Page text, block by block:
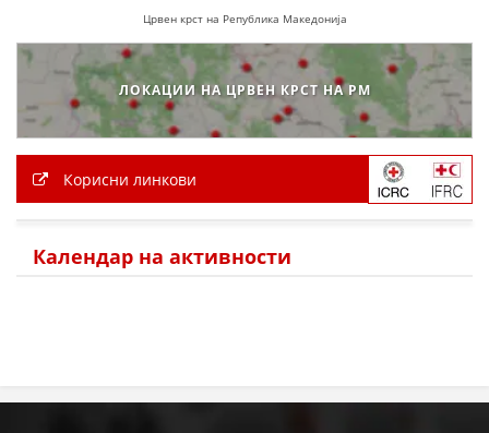
Црвен крст на Република Македонија
ЛОКАЦИИ НА ЦРВЕН КРСТ НА РМ
Корисни линкови
Календар на активности